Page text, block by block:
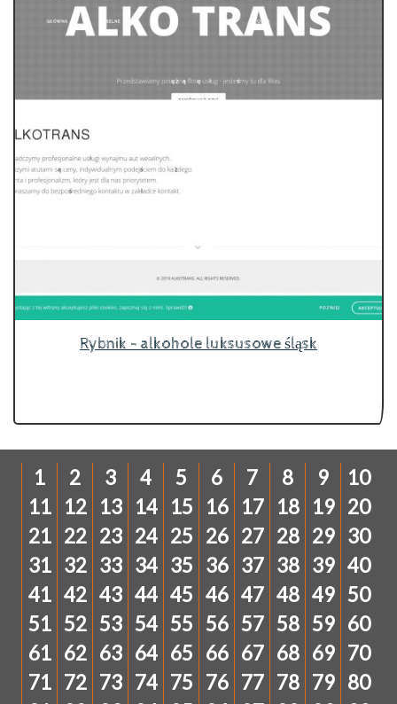
Rybnik - alkohole luksusowe śląsk
1 2 3 4 5 6 7 8 9
10
11
12 13 14 15 16 17 18 19 20
21 22 23 24 25 26 27 28 29 30
31 32 33 34 35 36 37 38 39 40
41 42 43 44 45 46 47 48 49 50
51 52 53 54 55 56 57 58 59 60
61 62 63 64 65 66 67 68 69 70
71 72 73 74 75 76 77 78 79 80